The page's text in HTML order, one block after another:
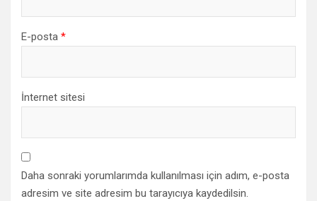
E-posta *
İnternet sitesi
Daha sonraki yorumlarımda kullanılması için adım, e-posta
adresim ve site adresim bu tarayıcıya kaydedilsin.